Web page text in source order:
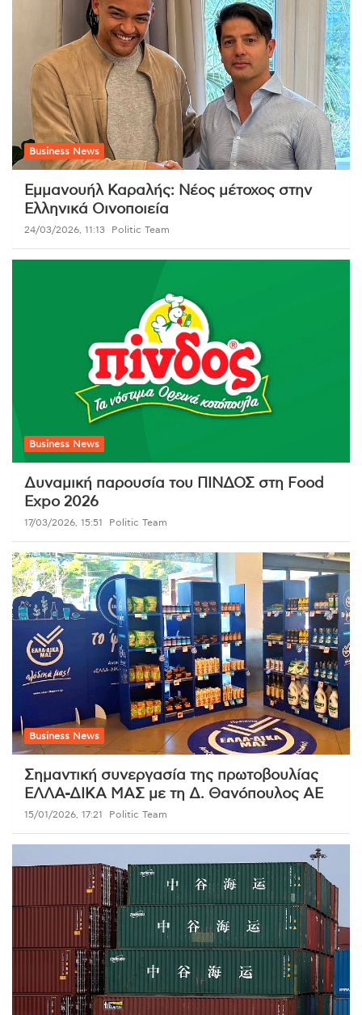
Business News
Εμμανουήλ Καραλής: Νέος μέτοχος στην
Ελληνικά Οινοποιεία
24/03/2026, 11:13 Politic Team
Business News
Δυναμική παρουσία του ΠΙΝΔΟΣ στη Food
Expo 2026
17/03/2026, 15:51 Politic Team
Business News
Σημαντική συνεργασία της πρωτοβουλίας
ΕΛΛΑ-ΔΙΚΑ ΜΑΣ με τη Δ. Θανόπουλος ΑΕ
15/01/2026, 17:21 Politic Team